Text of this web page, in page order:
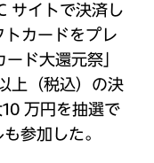
サイトで決済し
カードをプレ
ド大還元祭」
上（税込）の決
万円を抽選で
参加した。